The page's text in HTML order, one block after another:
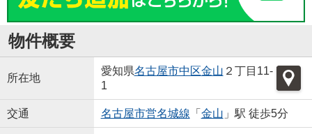
物件概要
所在地
愛知県名古屋市中区金山 ２丁目11-
1
交通 名古屋市営名城線 「 金山 」駅 徒歩5分